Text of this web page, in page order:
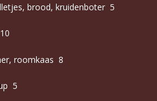
brood, kruidenboter 5
roomkaas 8
5